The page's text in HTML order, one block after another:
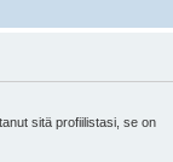
sitä profiilistasi, se on